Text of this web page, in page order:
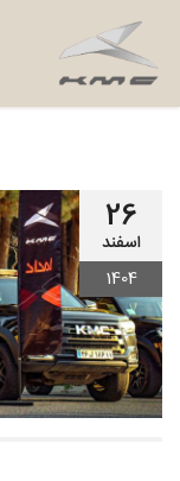
26
اسفند
1404